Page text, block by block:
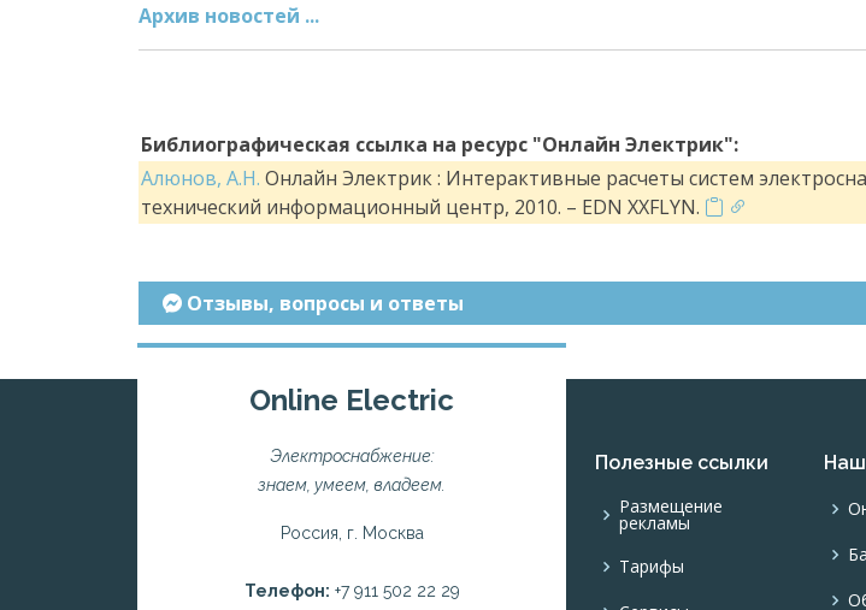
Архив новостей ...
Библиографическая ссылка на ресурс "Онлайн Электрик":
Алюнов, А.Н. Онлайн Электрик : Интерактивные расчеты систем
технический информационный центр, 2010. – EDN XXFLYN.
Отзывы, вопросы и ответы
Online Electric
Электроснабжение:
знаем, умеем, владеем.
Россия, г. Москва
Телефон: +7 911 502 22 29
Полезные ссылки
Размещение
рекламы
Тарифы